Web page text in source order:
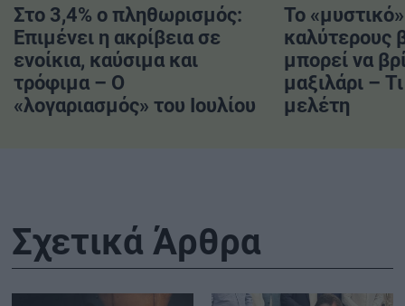
Στο 3,4% ο πληθωρισμός:
Επιμένει η ακρίβεια σε
ενοίκια, καύσιμα και
τρόφιμα – Ο
«λογαριασμός» του Ιουλίου
Το «μυστικό»
καλύτερους
μπορεί να
μαξιλάρι –
μελέτη
Σχετικά Άρθρα